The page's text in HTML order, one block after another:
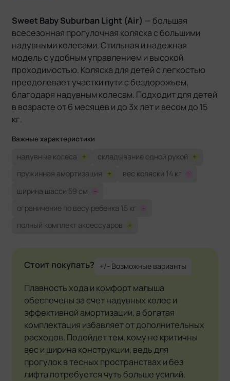
Sweet Baby Suburban Light (Air) — большая
всесезонная прогулочная коляска с большими
надувными колесами. Стильная и надежная
модель с удобным управлением и высокой
проходимостью. Коляска для детей с легкостью
преодолевает участки пути с бездорожьем,
благодаря надувным колесам. Подходит для детей
в возрасте от 6 месяцев и до 3х лет и весом до 15
кг.
Важные характеристики
надувные колеса + складывание одной рукой +
пружинная амортизация + вес коляски 14 кг
-
ширина шасси 59 см
-
ограничение по весу ребенка 15 кг
-
полный комплект аксессуаров +
Стоит покупать? +/- Возможные варианты
Плавность хода и комфорт малыша
обеспечены за счет надувных колес и
эффективной амортизации, а богатая
комплектация избавляет от дополнительных
расходов. Подойдет тем, кому не критичны
вес и ширина конструкции, ведь для
прогулок в тесных пространствах и без
лифта потребуется чуть больше усилий.